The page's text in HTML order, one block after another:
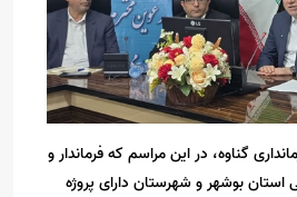
گناوه، در این مراسم که فرماندار و
استان بوشهر و شهرستان دارای پروژه